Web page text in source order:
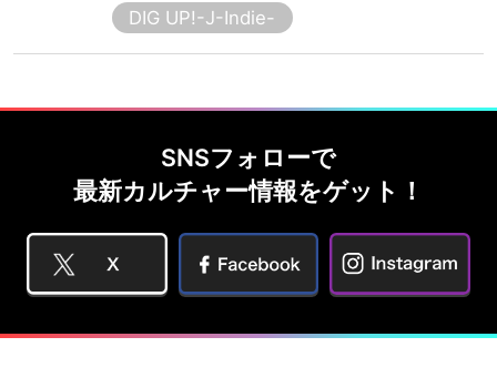
DIG UP!-J-Indie-
SNSフォローで
最新カルチャー情報をゲット！